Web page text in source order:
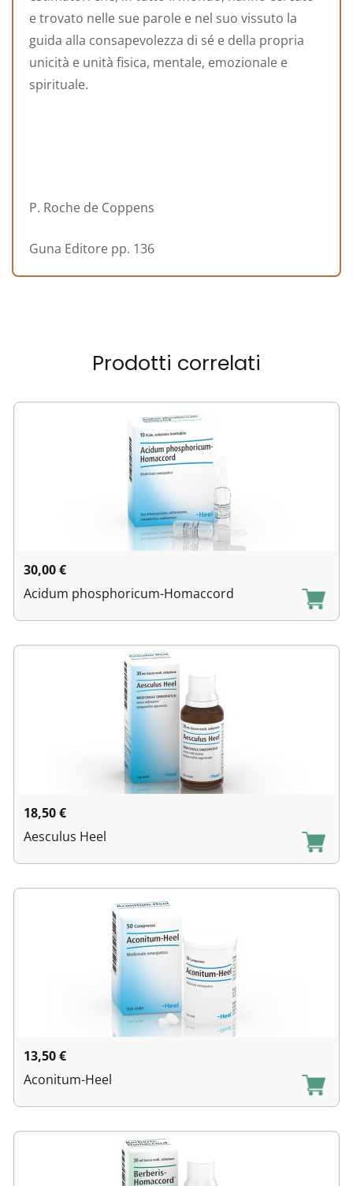
e trovato nelle sue parole e nel suo vissuto la
guida alla consapevolezza di sé e della propria
unicità e unità fisica, mentale, emozionale e
spirituale.
P. Roche de Coppens
Guna Editore pp. 136
Prodotti correlati
30,00€
Acidum phosphoricum-Homaccord
18,50€
Aesculus Heel
13,50€
Aconitum-Heel